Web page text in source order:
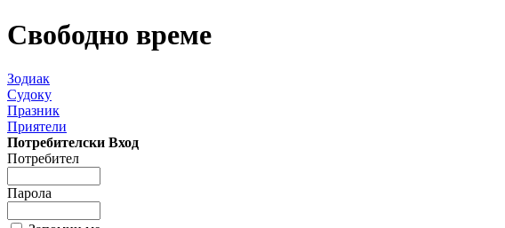
Свободно време
Зодиак
Судоку
Празник
Приятели
Потребителски Вход
Потребител
Парола